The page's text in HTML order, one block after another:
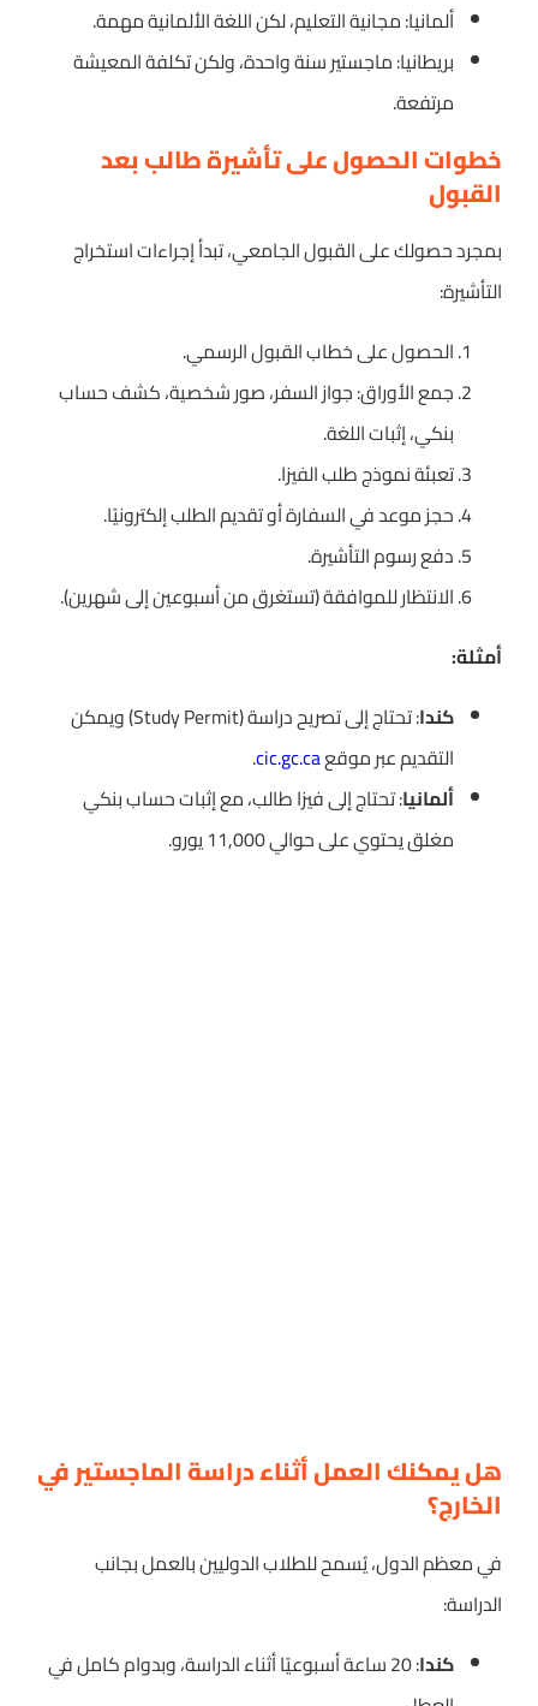
ألمانيا: مجانية التعليم، لكن اللغة الألمانية مهمة.
بريطانيا: ماجستير سنة واحدة، ولكن تكلفة المعيشة
مرتفعة.
خطوات الحصول على تأشيرة طالب بعد
القبول
بمجرد حصولك على القبول الجامعي، تبدأ إجراءات استخراج
التأشيرة:
الحصول على خطاب القبول الرسمي.
جمع الأوراق: جواز السفر، صور شخصية، كشف حساب
بنكي، إثبات اللغة.
تعبئة نموذج طلب الفيزا.
حجز موعد في السفارة أو تقديم الطلب إلكترونيًا.
دفع رسوم التأشيرة.
الانتظار للموافقة (تستغرق من أسبوعين إلى شهرين).
أمثلة:
كندا
: تحتاج إلى تصريح دراسة (Study Permit) ويمكن
التقديم عبر موقعcic.gc.ca
.
ألمانيا: تحتاج إلى فيزا طالب، مع إثبات حساب بنكي
مغلق يحتوي على حوالي 11,000 يورو.
هل يمكنك العمل أثناء دراسة الماجستير في
الخارج؟
في معظم الدول، يُسمح للطلاب الدوليين بالعمل بجانب
الدراسة:
كندا
: 20 ساعة أسبوعيًا أثناء الدراسة، وبدوام كامل في